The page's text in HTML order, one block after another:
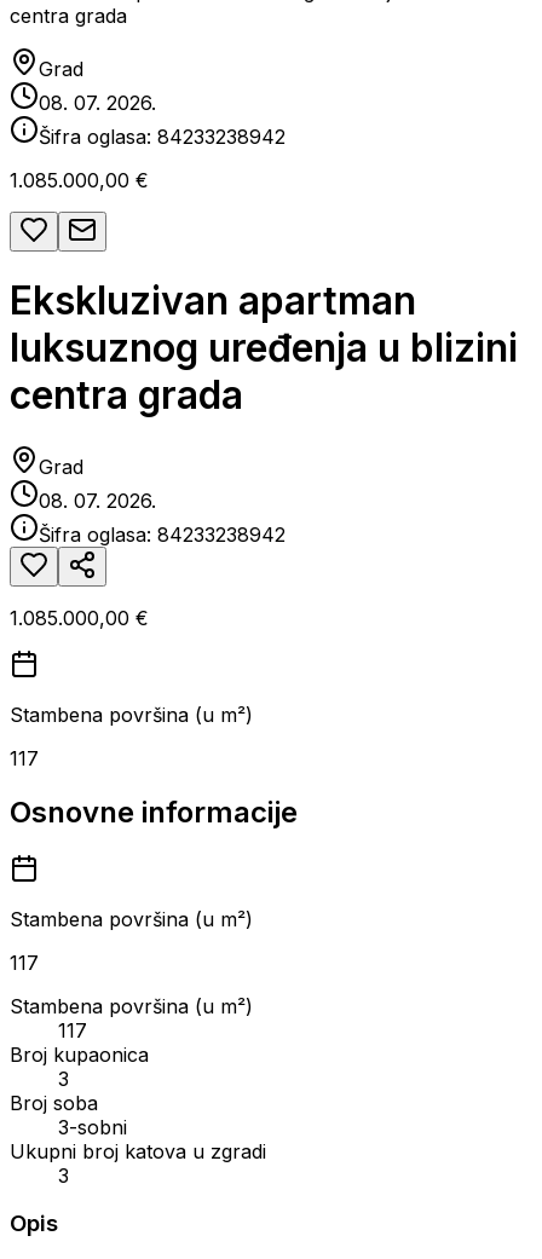
centra grada
Grad
08. 07. 2026.
Šifra oglasa: 84233238942
1.085.000,00 €
Ekskluzivan apartman
luksuznog uređenja u blizini
centra grada
Grad
08. 07. 2026.
Šifra oglasa: 84233238942
1.085.000,00 €
Stambena površina (u m²)
117
Osnovne informacije
Stambena površina (u m²)
117
Stambena površina (u m²)
117
Broj kupaonica
3
Broj soba
3-sobni
Ukupni broj katova u zgradi
3
Opis